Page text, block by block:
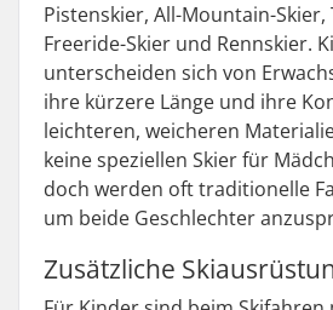
Pistenskier, All-Mountain-Skier,
Freeride-Skier und Rennskier.
unterscheiden sich von
ihre kürzere Länge und ihre
leichteren, weicheren
keine speziellen Skier für
doch werden oft traditionelle
um beide Geschlechter
Zusätzliche